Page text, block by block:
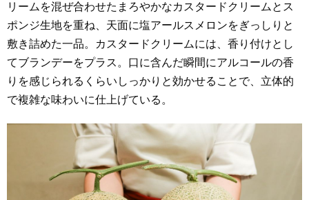
リームを混ぜ合わせたまろやかなカスタードクリームとス
ポンジ生地を重ね、天面に塩アールスメロンをぎっしりと
敷き詰めた一品。カスタードクリームには、香り付けとし
てブランデーをプラス。口に含んだ瞬間にアルコールの香
りを感じられるくらいしっかりと効かせることで、立体的
で複雑な味わいに仕上げている。